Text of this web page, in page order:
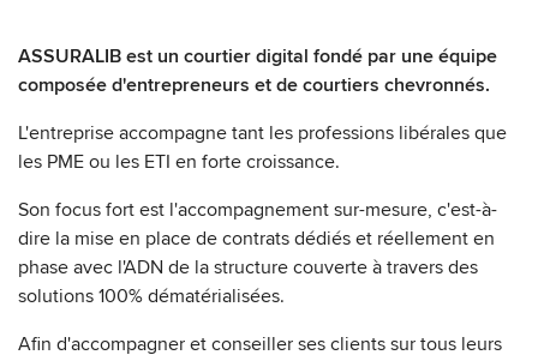
ASSURALIB est un courtier digital fondé par une équipe
composée d'entrepreneurs et de courtiers chevronnés.
L'entreprise accompagne tant les professions libérales que
les PME ou les ETI en forte croissance.
Son focus fort est l'accompagnement sur-mesure, c'est-à-
dire la mise en place de contrats dédiés et réellement en
phase avec l'ADN de la structure couverte à travers des
solutions 100% dématérialisées.
Afin d'accompagner et conseiller ses clients sur tous leurs